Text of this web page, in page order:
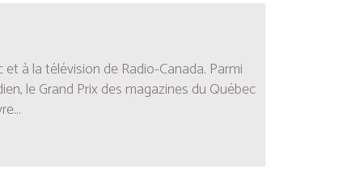
et à la télévision de Radio-Canada. Parmi
le Grand Prix des magazines du Québec